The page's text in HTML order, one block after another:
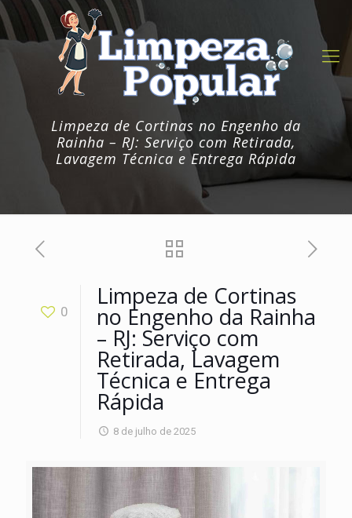
Limpeza de Cortinas no Engenho da
Rainha – RJ: Serviço com Retirada,
Lavagem Técnica e Entrega Rápida
0
Limpeza de Cortinas
no Engenho da Rainha
– RJ: Serviço com
Retirada, Lavagem
Técnica e Entrega
Rápida
8 de julho de 2025